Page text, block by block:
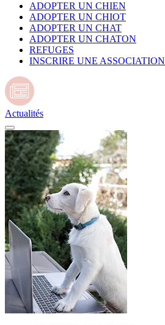
ADOPTER UN CHIEN
ADOPTER UN CHIOT
ADOPTER UN CHAT
ADOPTER UN CHATON
REFUGES
INSCRIRE UNE ASSOCIATION
Actualités